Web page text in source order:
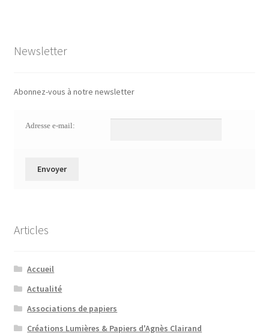
Newsletter
Abonnez-vous à notre newsletter
Adresse e-mail:
Articles
Accueil
Actualité
Associations de papiers
Créations Lumières & Papiers d'Agnès Clairand